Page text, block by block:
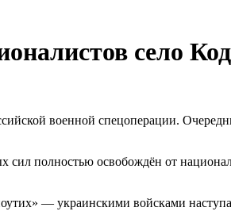
село
военной спецоперации.
сил полностью освобождён от
— украинскими войсками